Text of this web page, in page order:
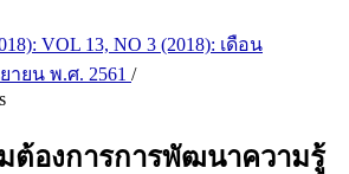
VOL 13, NO 3 (2018): เดือน
ยน พ.ศ. 2561 /
ต้องการการพัฒนาความรู้